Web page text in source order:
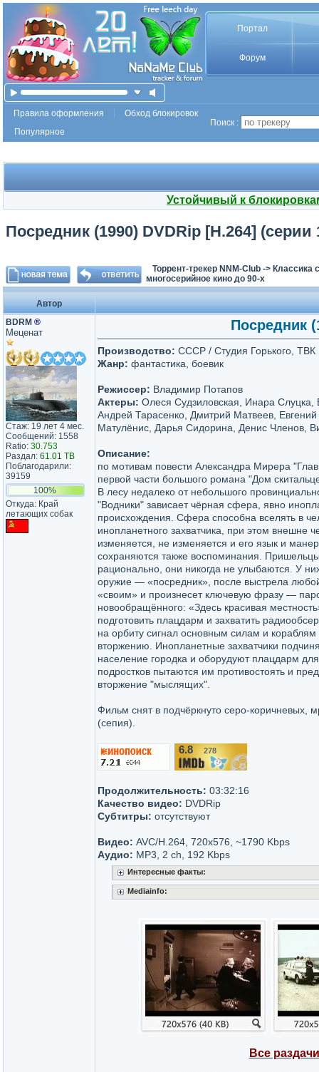
Портал
Форум
Правила оформления
Обход блокировок
Популярное
Поиск :
Устойчивый к
Посредник (1990) DVDRip [H.264] (серии
Торрент-трекер NNM-Club -> Классика
многосерийное кино до 90-х
Автор
BDRM ®
Меценат
Стаж: 19 лет 4 мес.
Сообщений: 1558
Ratio: 30.753
Раздал: 61.01 TB
Поблагодарили:
39159
100%
Откуда: Край
летающих собак
Посредник
Производство: СССР / Студия Горького, ТВК
Жанр: фантастика, боевик
Режиссер: Владимир Потапов
Актеры: Олеся Судзиловская, Инара Слуцка,
Андрей Тарасенко, Дмитрий Матвеев, Евгений
Матулёнис, Дарья Сидорина, Денис Членов,
Описание:
по мотивам повести Александра Мирера
первой части большого романа "Дом
В лесу недалеко от небольшого
"Водники" зависает чёрная сфера, явно
происхождения. Сфера способна вселять в
инопланетного захватчика, при этом внешне
изменяется, не изменяется и его язык и
сохраняются также воспоминания. Пришельцы
рационально, они никогда не улыбаются. У
оружие — «посредник», после выстрела
«своим» и произнесет ключевую фразу —
новообращённого: «Здесь красивая
подготовить плацдарм и захватить
на орбиту сигнал основным силам и
вторжению. Инопланетные захватчики
население городка и оборудуют плацдарм
подростков пытаются им противостоять и
вторжение "мыслящих".
Фильм снят в подчёркнуто серо-коричневых,
(сепия).
6.8 278
Продолжительность: 03:32:16
Качество видео: DVDRip
Субтитры: отсутствуют
Видео: AVC/H.264, 720x576, ~1790 Kbps
Аудио: MР3, 2 ch, 192 Kbps
Интересные факты:
Mediainfo:
Все